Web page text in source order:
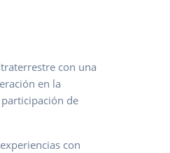
con una
en la
de
con